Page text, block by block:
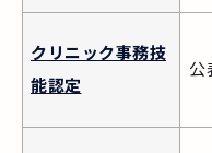
クリニック事務技
能認定
公